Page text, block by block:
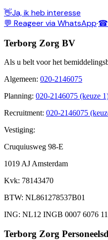
👋Ja, ik heb interesse
💬 Reageer via WhatsApp·☎
Terborg Zorg BV
Als u belt voor het
Algemeen: 020-2146075
Planning: 020-2146075 (keuze
Recruitment: 020-2146075
Vestiging:
Cruquiusweg 98-E
1019 AJ Amsterdam
Kvk: 78143470
BTW: NL861278537B01
ING: NL12 INGB 0007 6076 11
Terborg Zorg